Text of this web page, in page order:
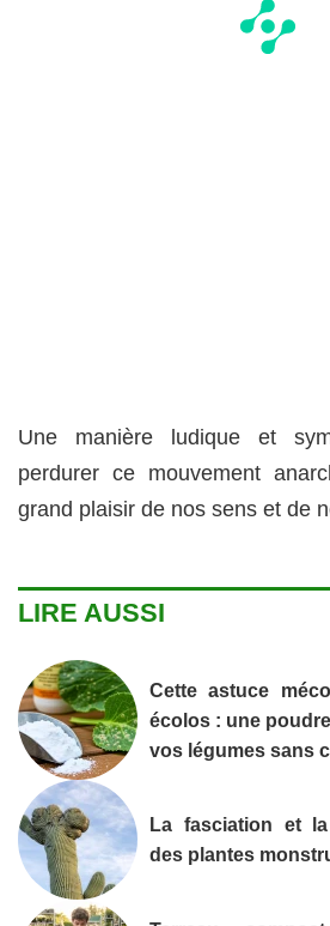
Une manière ludique et
perdurer ce mouvement
grand plaisir de nos sens et de
LIRE AUSSI
Cette astuce
écolos : une
vos légumes sans
La fasciation et
des plantes